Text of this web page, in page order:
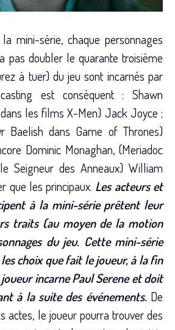
mini-série, chaque personnages
pas doubler le quarante troisième
à tuer) du jeu sont incarnés par
est conséquent : Shawn
les films X-Men) Jack Joyce ;
Baelish dans Game of Thrones)
Dominic Monaghan, (Meriadoc
Seigneur des Anneaux) William
que les principaux. Les acteurs et
à la mini-série prêtent leur
traits (au moyen de la motion
du jeu. Cette mini-série
choix que fait le joueur, à la fin
incarne Paul Serene et doit
à la suite des événements.De
actes, le joueur pourra trouver des